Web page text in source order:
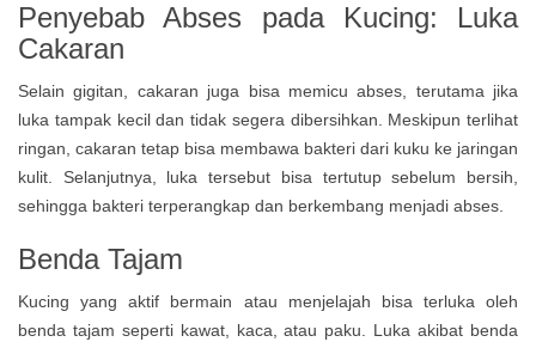
Penyebab Abses pada Kucing: Luka
Cakaran
Selain gigitan, cakaran juga bisa memicu abses, terutama jika
luka tampak kecil dan tidak segera dibersihkan. Meskipun terlihat
ringan, cakaran tetap bisa membawa bakteri dari kuku ke jaringan
kulit. Selanjutnya, luka tersebut bisa tertutup sebelum bersih,
sehingga bakteri terperangkap dan berkembang menjadi abses.
Benda Tajam
Kucing yang aktif bermain atau menjelajah bisa terluka oleh
benda tajam seperti kawat, kaca, atau paku. Luka akibat benda